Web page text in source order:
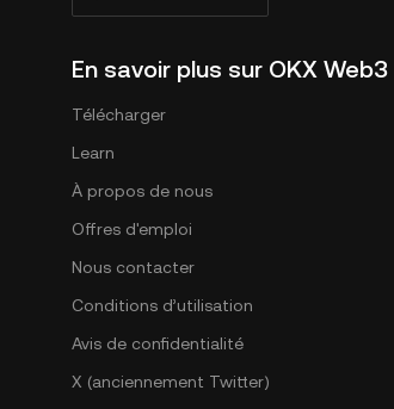
En savoir plus sur OKX Web3
Télécharger
Learn
À propos de nous
Offres d'emploi
Nous contacter
Conditions d’utilisation
Avis de confidentialité
X (anciennement Twitter)